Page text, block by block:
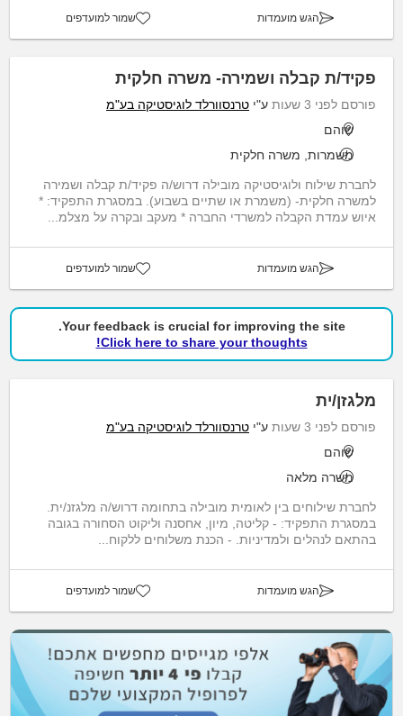
הגש מועמדות שמור למועדפים
פקיד/ת קבלה ושמירה- משרה חלקית
פורסם לפני 3 שעות ע"י טרנסוורלד לוגיסטיקה בע"מ
שוהם
משמרות, משרה חלקית
לחברת שילוח ולוגיסטיקה מובילה דרוש/ה פקיד/ת קבלה ושמירה
למשרה חלקית- (משמרת או שתיים בשבוע). במסגרת התפקיד: *
איוש עמדת הקבלה למשרדי החברה * מעקב ובקרה על מצלמ...
הגש מועמדות שמור למועדפים
Your feedback is crucial for improving the site.
Click here to share your thoughts!
מלגזן/ית
פורסם לפני 3 שעות ע"י טרנסוורלד לוגיסטיקה בע"מ
שוהם
משרה מלאה
לחברת שילוחים בין לאומית מובילה בתחומה דרוש/ה מלגזנ/ית.
במסגרת התפקיד: - קליטה, מיון, אחסנה וליקוט הסחורה בגובה
בהתאם לנהלים ולמדיניות. - הכנת משלוחים ללקוח...
הגש מועמדות שמור למועדפים